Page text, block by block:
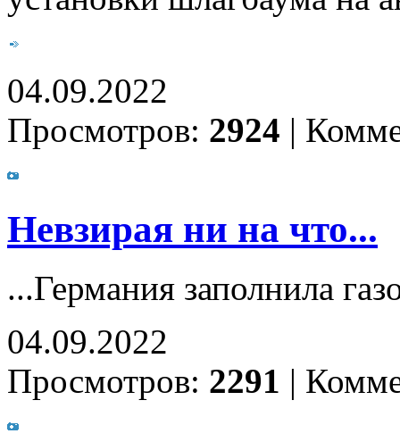
04.09.2022
Просмотров: 2924 |
Невзирая ни на что...
...Германия заполнила
04.09.2022
Просмотров: 2291 |